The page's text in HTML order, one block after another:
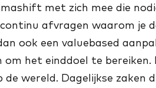
met zich mee die
afvragen waarom je
ook een valuebased
het einddoel te bereiken.
wereld. Dagelijkse zaken